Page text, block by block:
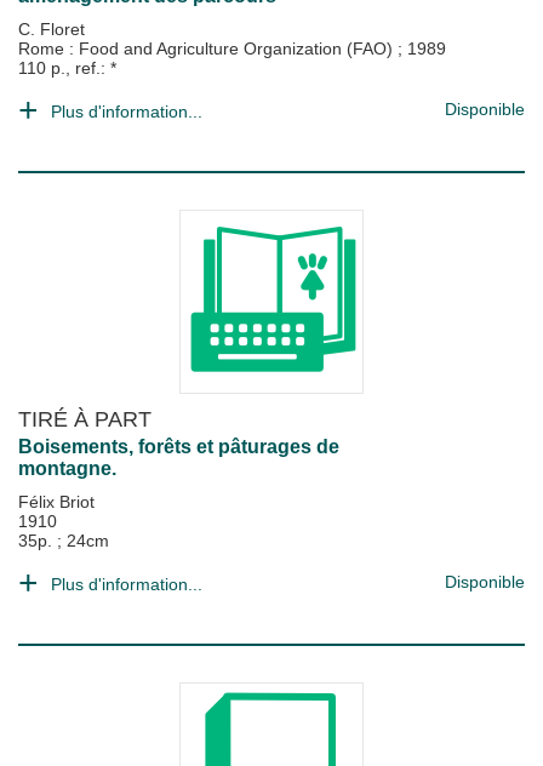
C. Floret
Rome : Food and Agriculture Organization (FAO) ; 1989
110 p., ref.: *
Plus d'information... Disponible
TIRÉ À PART
Boisements, forêts et pâturages de
montagne.
Félix Briot
1910
35p. ; 24cm
Plus d'information... Disponible